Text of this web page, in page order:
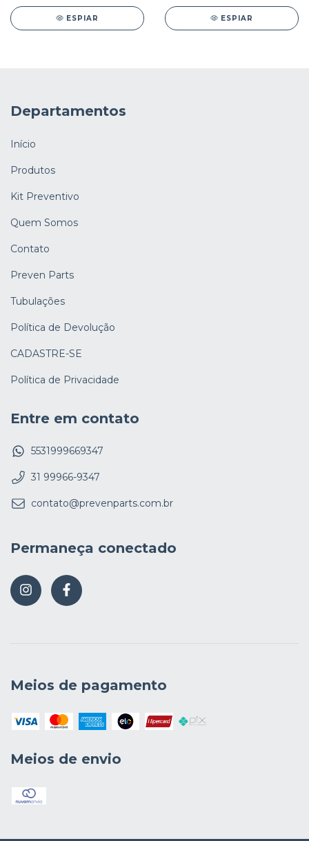
ESPIAR ESPIAR
Departamentos
Início
Produtos
Kit Preventivo
Quem Somos
Contato
Preven Parts
Tubulações
Política de Devolução
CADASTRE-SE
Política de Privacidade
Entre em contato
5531999669347
31 99966-9347
contato@prevenparts.com.br
Permaneça conectado
Meios de pagamento
Meios de envio